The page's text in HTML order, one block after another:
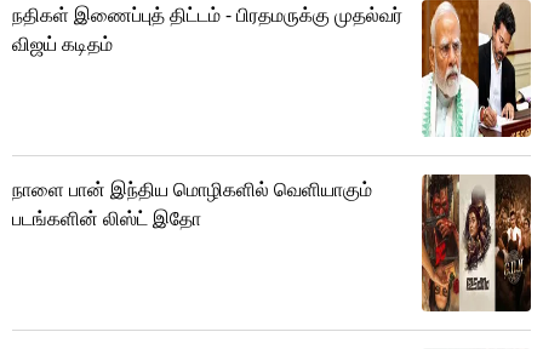
நதிகள் இணைப்புத் திட்டம் - பிரதமருக்கு முதல்வர்
விஜய் கடிதம்
நாளை பான் இந்திய மொழிகளில் வெளியாகும்
படங்களின் லிஸ்ட் இதோ